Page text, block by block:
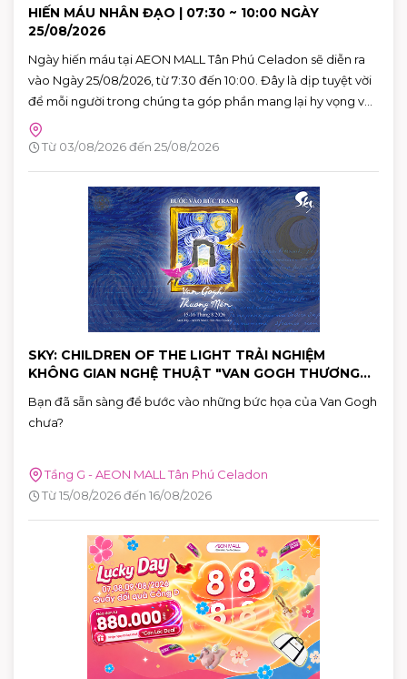
HIẾN MÁU NHÂN ĐẠO | 07:30 ~ 10:00 NGÀY
25/08/2026
Ngày hiến máu tại AEON MALL Tân Phú Celadon sẽ diễn ra
vào Ngày 25/08/2026, từ 7:30 đến 10:00. Đây là dịp tuyệt vời
để mỗi người trong chúng ta góp phần mang lại hy vọng và
cứu sống những người bệnh đang cần máu trong cuộc
sống. Hãy đến tham gia và cùng lan tỏa thông điệp yêu
Từ 03/08/2026 đến 25/08/2026
SKY: CHILDREN OF THE LIGHT TRẢI NGHIỆM
KHÔNG GIAN NGHỆ THUẬT "VAN GOGH THƯƠNG
Bạn đã sẵn sàng để bước vào những bức họa của Van Gogh
chưa?
Tầng G - AEON MALL Tân Phú Celadon
Từ 15/08/2026 đến 16/08/2026